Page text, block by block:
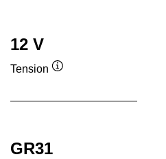
12 V
Tension
GR31